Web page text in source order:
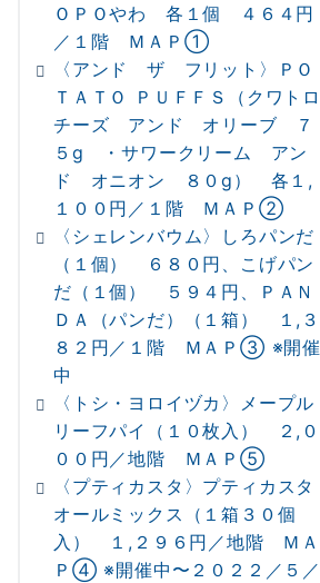
ＯＰＯやわ 各１個 ４６４円
／１階 ＭＡＰ①
〈アンド ザ フリット〉ＰＯ
ＴＡＴＯ ＰＵＦＦＳ（クワトロ
チーズ アンド オリーブ ７
５g ・サワークリーム アン
ド オニオン ８０g） 各１,
１００円／１階 ＭＡＰ②
〈シェレンバウム〉しろパンだ
（１個） ６８０円、こげパン
だ（１個） ５９４円、ＰＡＮ
ＤＡ（パンだ）（１箱） １,３
８２円／１階 ＭＡＰ③ ※開催
中
〈トシ・ヨロイヅカ〉メープル
リーフパイ（１０枚入） ２,０
００円／地階 ＭＡＰ⑤
〈プティカスタ〉プティカスタ
オールミックス（１箱３０個
入） １,２９６円／地階 ＭＡ
Ｐ④ ※開催中〜２０２２／５／